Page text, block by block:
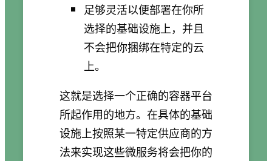
足够灵活以便部署在你所
选择的基础设施上，并且
不会把你捆绑在特定的云
上。
这就是选择一个正确的容器平台
所起作用的地方。在具体的基础
设施上按照某一特定供应商的方
法来实现这些微服务将会把你的